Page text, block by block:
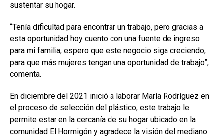
sustentar su hogar.
“Tenía dificultad para encontrar un trabajo, pero gracias a
esta oportunidad hoy cuento con una fuente de ingreso
para mi familia, espero que este negocio siga creciendo,
para que más mujeres tengan una oportunidad de trabajo”,
comenta.
En diciembre del 2021 inició a laborar María Rodríguez en
el proceso de selección del plástico, este trabajo le
permite estar en la cercanía de su hogar ubicado en la
comunidad El Hormigón y agradece la visión del mediano